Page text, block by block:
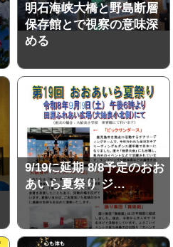
明石海峡大橋と野島断層
保存館とで視察の意味深
める
9/19に延期 8/8予定のおお
あいら夏祭り ジ…